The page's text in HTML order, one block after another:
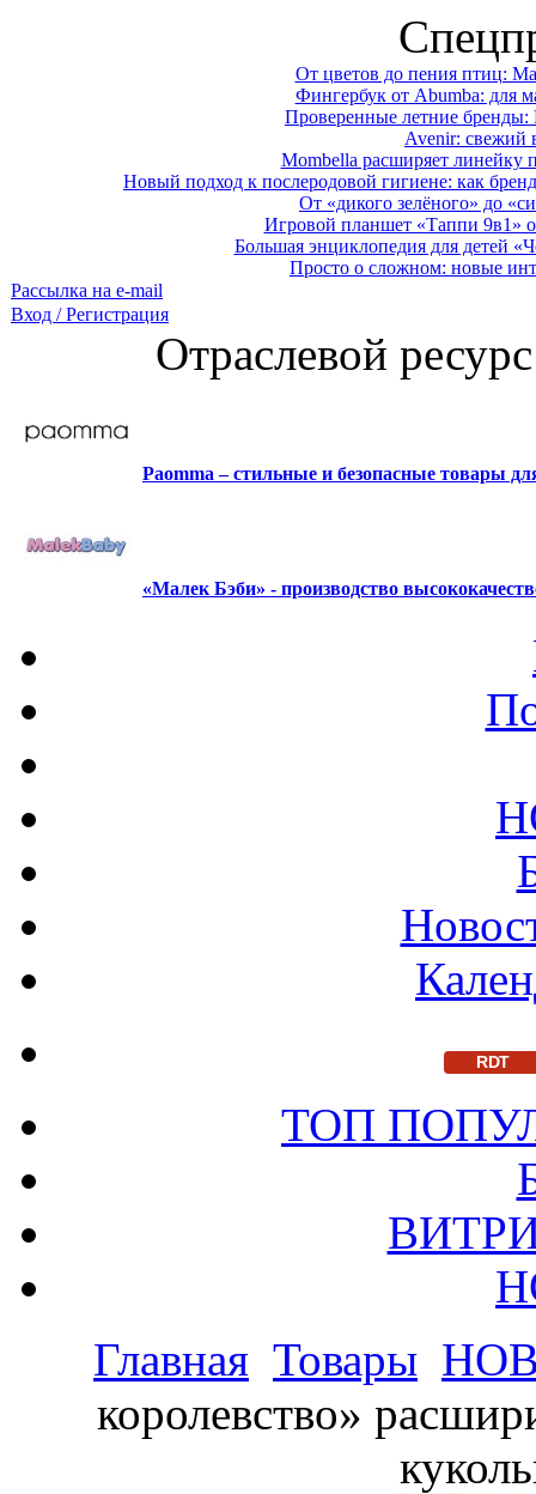
От цветов до пения птиц:
Фингербук от Abumba: для
Проверенные летние
Avenir: свежий
Mombella расширяет линейку
Новый подход к послеродовой гигиене: как
От «дикого зелёного» до
Игровой планшет «Таппи 9в1»
Большая энциклопедия для детей
Просто о сложном: новые
Рассылка на e-mail
Вход / Регистрация
Отраслевой
Paomma – стильные и безопасные товары
«Малек Бэби» - производство
RDT
ТОП
Главная Товары
королевство»